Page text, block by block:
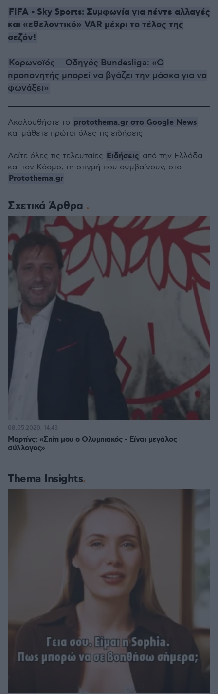
FIFA - Sky Sports: Συμφωνία για πέντε αλλαγές
και «εθελοντικό» VAR μέχρι το τέλος της
σεζόν!
Κορωνοϊός – Οδηγός Bundesliga: «Ο
προπονητής μπορεί να βγάζει την μάσκα για να
φωνάξει»
Σχετικά Άρθρα
Μαρτίνς: «Σπίτι μου ο Ολυμπιακός - Είναι μεγάλος
σύλλογος»
08.05.2020, 14:43
Thema Insights
Ακολουθήστε το protothema.gr στο Google News
και μάθετε πρώτοι όλες τις ειδήσεις
Δείτε όλες τις τελευταίες Ειδήσεις από την Ελλάδα
και τον Κόσμο, τη στιγμή που συμβαίνουν, στο
Protothema.gr